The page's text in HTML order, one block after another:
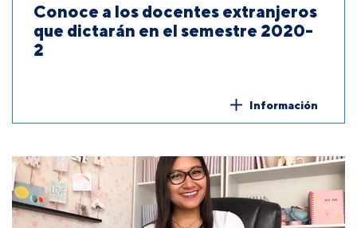
Conoce a los docentes extranjeros
que dictarán en el semestre 2020-
2
Información